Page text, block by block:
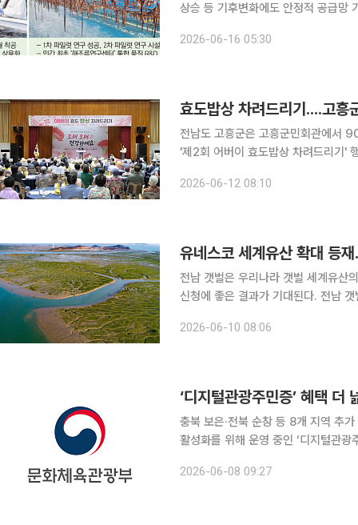
상승 등 기후변화에도 안정적 공급망 기대↑ 지난해 사상 처음 수출액 11억달러(
위상이 높아졌지만, 해수온 상승 등에
2026-06-16 05:30
효도밥상 차려드리기....고
전남도 고흥군은 고흥군민회관에서
'제2회 어버이 효도밥상 차려드리기' 행사를 개최했다. 행사는 '어르
과 지역사회를 위해 평생 헌신해 오신
2026-06-12 08:10
유네스코 세계유산 확대 등
전남 갯벌은 우리나라 갯벌 세계유산의 핵심축이나 다름없
신청에 좋은 결과가 기대된다. 전남 갯벌이 포함된 '한국의 갯벌 2단계'가 국제자연보전연맹(IUCN)
2026-06-10 08:06
‘디지털관광주민증’ 혜택
충북 보은·전북 순창 등 8개 지역 추가 참여 문화체육관광부와 한국관광공사가 인구
활성화를 위해 운영 중인 ‘디지털관
2026-06-08 09:27